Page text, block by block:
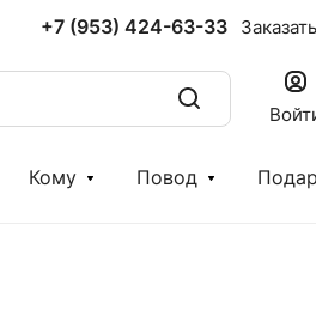
+7 (953) 424-63-33
Кому Повод